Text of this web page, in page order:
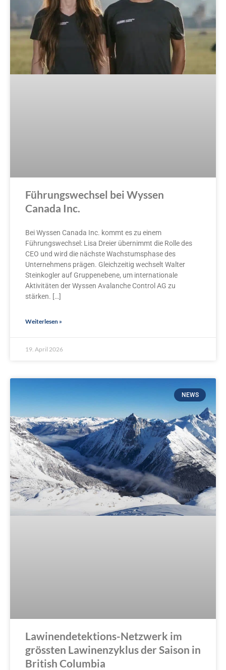
Führungswechsel bei Wyssen
Canada Inc.
Bei Wyssen Canada Inc. kommt es zu einem
Führungswechsel: Lisa Dreier übernimmt die Rolle des
CEO und wird die nächste Wachstumsphase des
Unternehmens prägen. Gleichzeitig wechselt Walter
Steinkogler auf Gruppenebene, um internationale
Aktivitäten der Wyssen Avalanche Control AG zu
stärken. […]
Weiterlesen »
19. April 2026
NEWS
Lawinendetektions-Netzwerk im
grössten Lawinenzyklus der Saison in
British Columbia